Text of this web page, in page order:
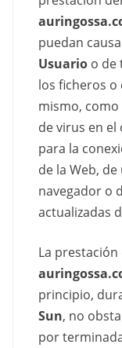
puedan
Usuario o de
los ficheros o
mismo, como
de virus en
para la
de la Web,
navegador o
actualizadas
La
principio,
Sun, no
por